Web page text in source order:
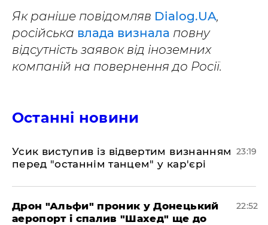
Як раніше повідомляв Dialog.UA,
російська влада визнала повну
відсутність заявок від іноземних
компаній на повернення до Росії.
Останні новини
​Усик виступив із відвертим визнанням
перед "останнім танцем" у кар'єрі
23:19
​Дрон "Альфи" проник у Донецький
аеропорт і спалив "Шахед" ще до
22:52